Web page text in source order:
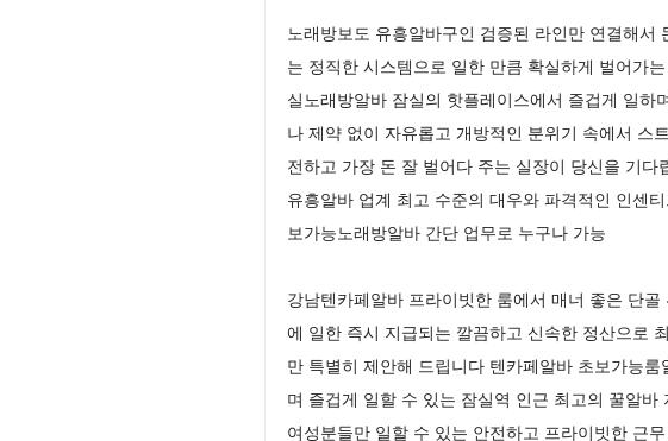
노래방보도 유흥알바구인 검증된 라인만 연결해
는 정직한 시스템으로 일한 만큼 확실하게 벌어가
실노래방알바 잠실의 핫플레이스에서 즐겁게 일
나 제약 없이 자유롭고 개방적인 분위기 속에서 스
전하고 가장 돈 잘 벌어다 주는 실장이 당신을 기
유흥알바 업계 최고 수준의 대우와 파격적인 인센
보가능노래방알바 간단 업무로 누구나 가능
강남텐카페알바 프라이빗한 룸에서 매너 좋은 단
에 일한 즉시 지급되는 깔끔하고 신속한 정산으로
만 특별히 제안해 드립니다 텐카페알바 초보가능
며 즐겁게 일할 수 있는 잠실역 인근 최고의 꿀알
여성분들만 일할 수 있는 안전하고 프라이빗한 근